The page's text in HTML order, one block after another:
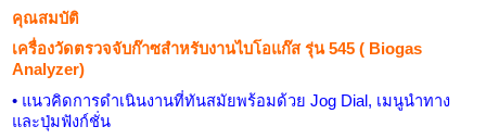
คุณสมบัติ
เครื่องวัดตรวจจับก๊าซสำหรับงานไบโอแก๊ส รุ่น 545 ( Biogas
Analyzer)
• แนวคิดการดำเนินงานที่ทันสมัยพร้อมด้วยJog Dial, เมนูนำทาง
และปุ่มฟังก์ชั่น